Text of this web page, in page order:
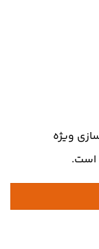
است.